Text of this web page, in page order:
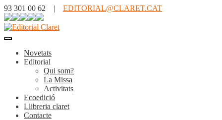
93 301 00 62 | EDITORIAL@CLARET.CAT
Novetats
Editorial
Qui som?
La Missa
Activitats
Ecoedició
Llibreria claret
Contacte